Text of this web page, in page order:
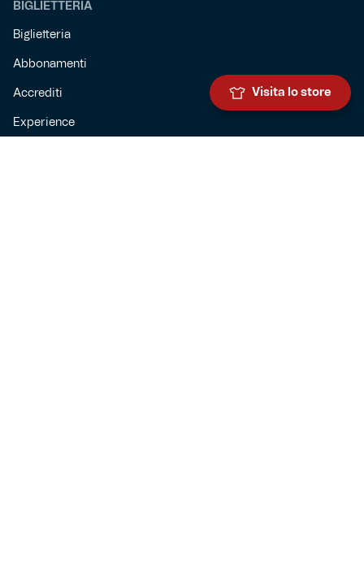
BIGLIETTERIA
Biglietteria
Abbonamenti
Accrediti
Experience
Visita lo store